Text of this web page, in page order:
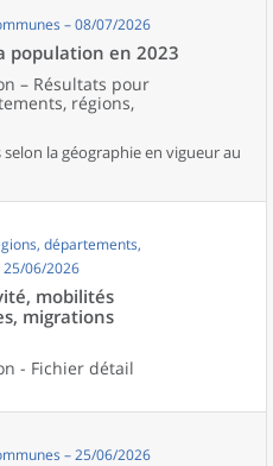
– 08/07/2026
population en 2023
– Résultats pour
régions,
la géographie en vigueur au
départements,
25/06/2026
mobilités
migrations
- Fichier détail
– 25/06/2026